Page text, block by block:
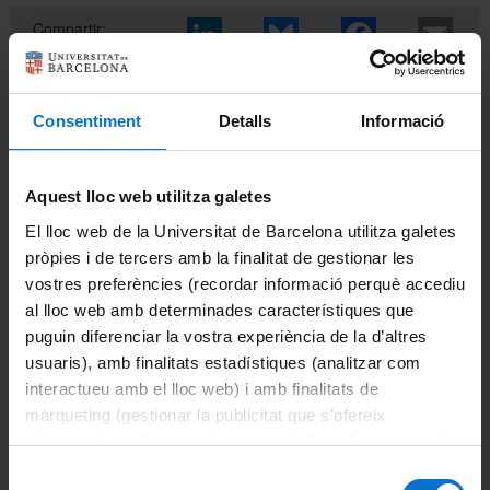
Consentiment Detalls Informació
Aquest lloc web utilitza galetes
El lloc web de la Universitat de Barcelona utilitza galetes
pròpies i de tercers amb la finalitat de gestionar les
vostres preferències (recordar informació perquè accediu
al lloc web amb determinades característiques que
puguin diferenciar la vostra experiència de la d’altres
usuaris), amb finalitats estadístiques (analitzar com
interactueu amb el lloc web) i amb finalitats de
màrqueting (gestionar la publicitat que s’ofereix
adequant-la en funció dels vostres hàbits de navegació).
Información del máster
Becas y ayudas
Calendario académico
Evaluación
Horarios de clase
Compartir: